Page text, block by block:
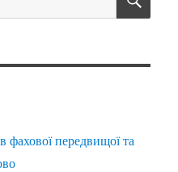
фахової передвищої та